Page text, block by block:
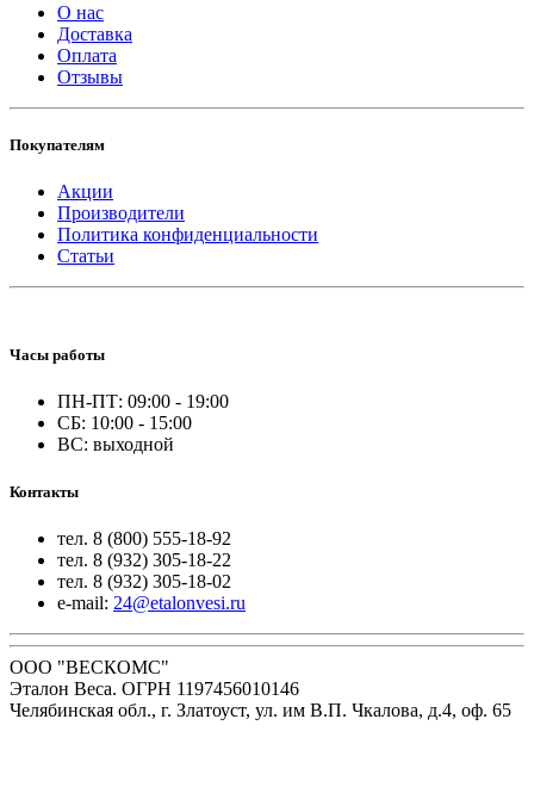
О нас
Доставка
Оплата
Отзывы
Покупателям
Акции
Производители
Политика конфиденциальности
Статьи
Часы работы
ПН-ПТ: 09:00 - 19:00
СБ: 10:00 - 15:00
ВС: выходной
Контакты
тел. 8 (800) 555-18-92
тел. 8 (932) 305-18-22
тел. 8 (932) 305-18-02
e-mail: 24@etalonvesi.ru
ООО "ВЕСКОМС"
Эталон Веса. ОГРН 1197456010146
Челябинская обл., г. Златоуст, ул. им В.П. Чкалова, д.4, оф. 65